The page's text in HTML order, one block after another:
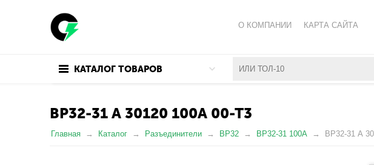
О КОМПАНИИ КАРТА САЙТА
КАТАЛОГ ТОВАРОВ
ВР32-31 А 30120 100А 00-Т3
Главная Каталог Разъединители ВР32 ВР32-31 100А ВР32-31 А